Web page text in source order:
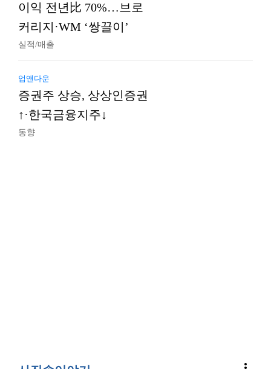
이익 전년比 70%…브로
커리지·WM ‘쌍끌이’
실적/매출
업앤다운
증권주 상승, 상상인증권
↑·한국금융지주↓
동향